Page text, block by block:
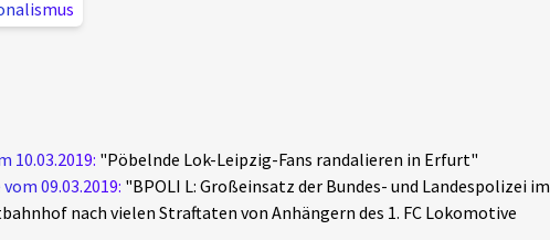
10.03.2019: "Pöbelnde Lok-Leipzig-Fans randalieren in Erfurt"
09.03.2019: "BPOLI L: Großeinsatz der Bundes- und Landespolizei im
nach vielen Straftaten von Anhängern des 1. FC Lokomotive